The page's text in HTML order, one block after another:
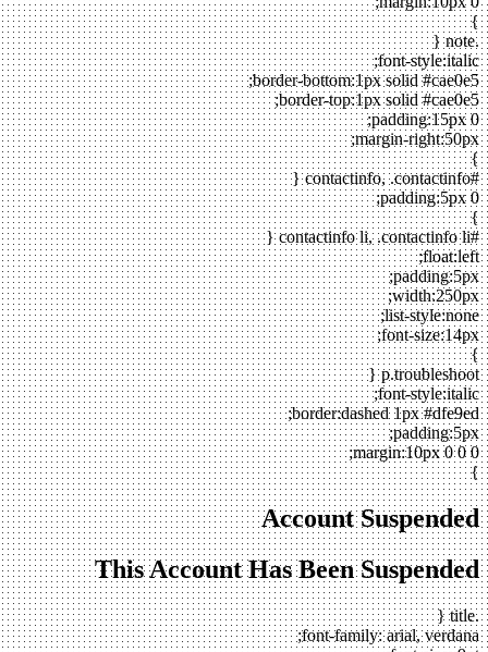
}
.note {
font-style:italic;
border-bottom:1px solid #cae0e5;
border-top:1px solid #cae0e5;
padding:15px 0;
margin-right:50px;
}
#contactinfo, .contactinfo {
padding:5px 0;
}
#contactinfo li, .contactinfo li {
float:left;
padding:5px;
width:250px;
list-style:none;
font-size:14px;
}
p.troubleshoot {
font-style:italic;
border:dashed 1px #dfe9ed;
padding:5px;
margin:10px 0 0 0;
}
Account Suspended
This Account Has Been Suspended
.title {
font-family: arial, verdana;